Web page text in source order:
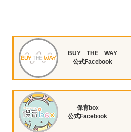
BUY THE WAY
公式Facebook
保育box
公式Facebook